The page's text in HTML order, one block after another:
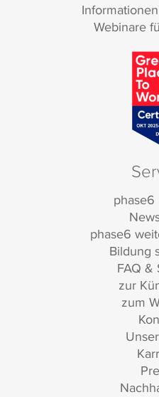
Webinare
phase6
phase6
Bildung
FAQ &
zur
zum